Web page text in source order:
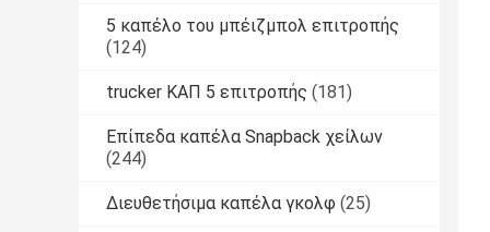
5 καπέλο του μπέιζμπολ επιτροπής
(124)
trucker ΚΑΠ 5 επιτροπής (181)
Επίπεδα καπέλα Snapback χείλων
(244)
Διευθετήσιμα καπέλα γκολφ (25)